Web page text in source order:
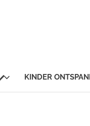
SUBMENUKINDER